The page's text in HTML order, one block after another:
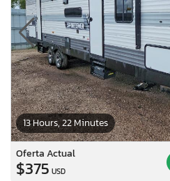
13 Hours, 22 Minutes
Oferta Actual
$375 USD